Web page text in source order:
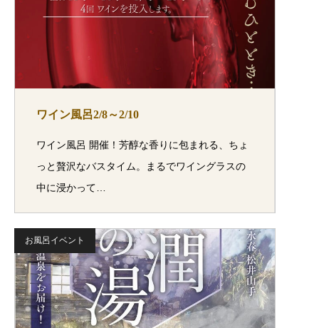
ワイン風呂2/8～2/10
ワイン風呂 開催！芳醇な香りに包まれる、ちょ
っと贅沢なバスタイム。まるでワイングラスの
中に浸かって…
お風呂イベント